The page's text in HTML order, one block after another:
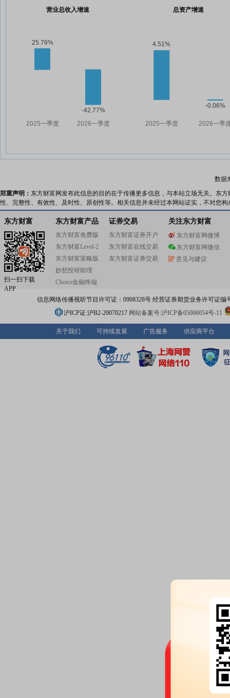
营业总收入增速 总资产增速
数据
郑重声明： 东方财富网发布此信息的目的在于传播更多信息，与本站立场无关。东
性、完整性、有效性、及时性、原创性等。相关信息并未经过本网站证实，不对您
东方财富
扫一扫下载
APP
东方财富产品
东方财富免费版
东方财富Level-2
东方财富策略版
妙想投研助理
Choice金融终端
证券交易
东方财富证券开户
东方财富在线交易
东方财富证券交易
关注东方财富
东方财富网微博
东方财富网微信
意见与建议
信息网络传播视听节目许可证：0908328号 经营证券期货业务许可证编
沪ICP证:沪B2-20070217 网站备案号:沪ICP备05006054号-11
关于我们 可持续发展 广告服务 供应商平台